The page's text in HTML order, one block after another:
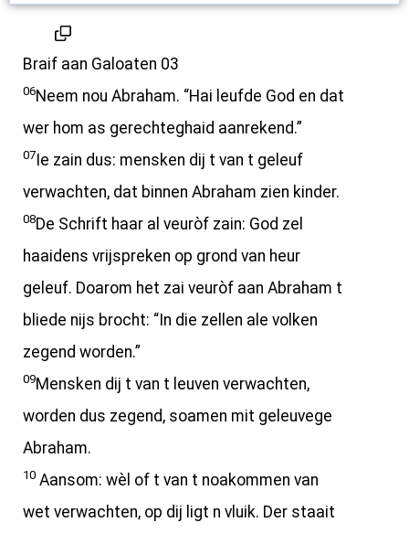
Braif aan Galoaten 03
06Neem nou Abraham. “Hai leufde God en dat
wer hom as gerechteghaid aanrekend.”
07 Ie zain dus: mensken dij t van t geleuf
verwachten, dat binnen Abraham zien kinder.
08De Schrift haar al veuròf zain: God zel
haaidens vrijspreken op grond van heur
geleuf. Doarom het zai veuròf aan Abraham t
bliede nijs brocht: “In die zellen ale volken
zegend worden.”
09Mensken dij t van t leuven verwachten,
worden dus zegend, soamen mit geleuvege
Abraham.
10 Aansom: wèl of t van t noakommen van
wet verwachten, op dij ligt n vluik. Der staait